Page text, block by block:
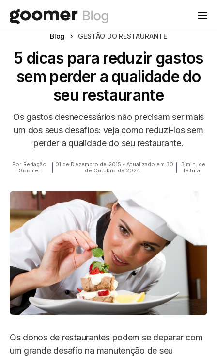
Blog GESTÃO DO RESTAURANTE
5 dicas para reduzir gastos
sem perder a qualidade do
seu restaurante
Os gastos desnecessários não precisam ser mais
um dos seus desafios: veja como reduzi-los sem
perder a qualidade do seu restaurante.
Por Redação
Goomer
01 de Dezembro de 2015 - Atualizado em 30
de Outubro de 2024
3 min. de
leitura
Os donos de restaurantes podem se deparar com
um grande desafio na manutenção de seu